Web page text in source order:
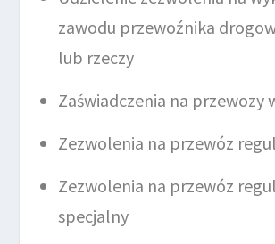
zawodu przewoźnika
lub rzeczy
Zaświadczenia na przewozy
Zezwolenia na przewóz
Zezwolenia na przewóz
specjalny